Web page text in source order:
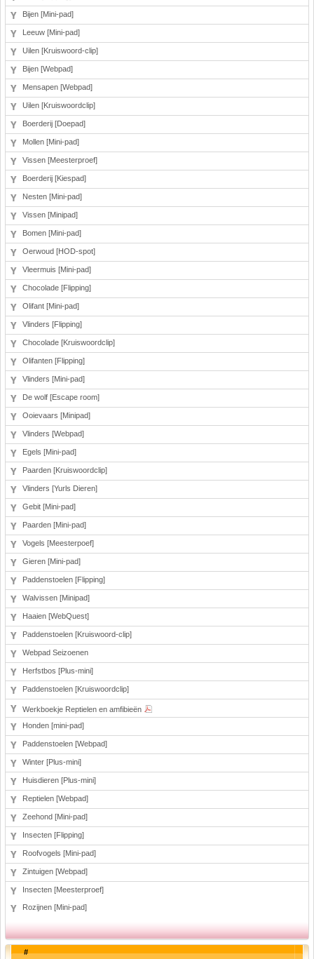
Bijen [Mini-pad]
Leeuw [Mini-pad]
Uilen [Kruiswoord-clip]
Bijen [Webpad]
Mensapen [Webpad]
Uilen [Kruiswoordclip]
Boerderij [Doepad]
Mollen [Mini-pad]
Vissen [Meesterproef]
Boerderij [Kiespad]
Nesten [Mini-pad]
Vissen [Minipad]
Bomen [Mini-pad]
Oerwoud [HOD-spot]
Vleermuis [Mini-pad]
Chocolade [Flipping]
Olifant [Mini-pad]
Vlinders [Flipping]
Chocolade [Kruiswoordclip]
Olifanten [Flipping]
Vlinders [Mini-pad]
De wolf [Escape room]
Ooievaars [Minipad]
Vlinders [Webpad]
Egels [Mini-pad]
Paarden [Kruiswoordclip]
Vlinders [Yurls Dieren]
Gebit [Mini-pad]
Paarden [Mini-pad]
Vogels [Meesterpoef]
Gieren [Mini-pad]
Paddenstoelen [Flipping]
Walvissen [Minipad]
Haaien [WebQuest]
Paddenstoelen [Kruiswoord-clip]
Webpad Seizoenen
Herfstbos [Plus-mini]
Paddenstoelen [Kruiswoordclip]
Werkboekje Reptielen en amfibieën
Honden [mini-pad]
Paddenstoelen [Webpad]
Winter [Plus-mini]
Huisdieren [Plus-mini]
Reptielen [Webpad]
Zeehond [Mini-pad]
Insecten [Flipping]
Roofvogels [Mini-pad]
Zintuigen [Webpad]
Insecten [Meesterproef]
Rozijnen [Mini-pad]
#